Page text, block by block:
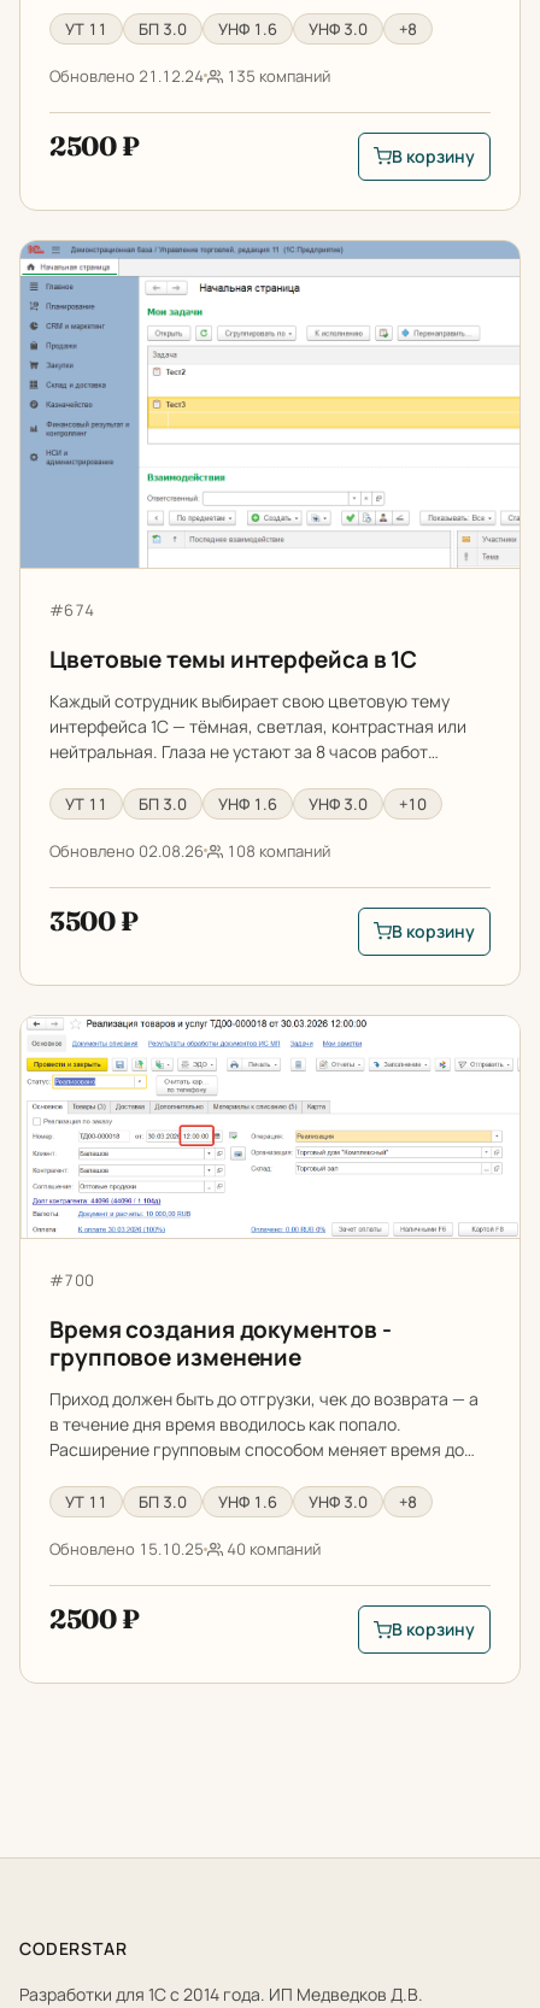
УТ 11 БП 3.0 УНФ 1.6 УНФ 3.0 +8
Обновлено 21.12.24 135 компаний
2500 ₽
В корзину: Очистка
В корзину
Цветовые темы интерфейса в 1С
Артикул:
#674
Цветовые темы интерфейса в 1С
Каждый сотрудник выбирает свою цветовую тему
интерфейса 1С — тёмная, светлая, контрастная или
нейтральная. Глаза не устают за 8 часов работ…
УТ 11 БП 3.0 УНФ 1.6 УНФ 3.0 +10
Обновлено 02.08.26 108 компаний
3500 ₽
В корзину:
В корзину
Время создания документов - групповое изменение
Артикул:
#700
Время создания документов -
групповое изменение
Приход должен быть до отгрузки, чек до возврата — а
в течение дня время вводилось как попало.
Расширение групповым способом меняет время до…
УТ 11 БП 3.0 УНФ 1.6 УНФ 3.0 +8
Обновлено 15.10.25 40 компаний
2500 ₽
В корзину: Время
В корзину
CODERSTAR
Разработки для 1С с 2014 года. ИП Медведков Д.В.